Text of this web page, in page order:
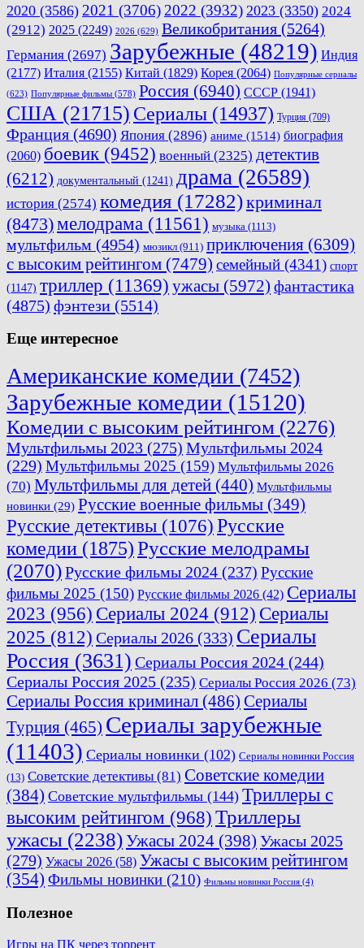
2020 (3586) 2021 (3706) 2022 (3932) 2023 (3350) 2024
(2912) 2025 (2249) 2026 (629) Великобритания (5264)
Германия (2697) Зарубежные (48219) Индия
(2177) Италия (2155) Китай (1829) Корея (2064) Популярные сериалы
(623) Популярные фильмы (578) Россия (6940) СССР (1941)
США (21715) Сериалы (14937) Турция (709)
Франция (4690) Япония (2896) аниме (1514) биография
(2060) боевик (9452) военный (2325) детектив
(6212) документальный (1241) драма (26589)
история (2574) комедия (17282)криминал
(8473)мелодрама (11561) музыка (1113)
мультфильм (4954) мюзикл (911) приключения (6309)
с высоким рейтингом (7479) семейный (4341) спорт
(1147) триллер (11369) ужасы (5972) фантастика
(4875) фэнтези (5514)
Еще интересное
Американские комедии (7452)
Зарубежные комедии (15120)
Комедии с высоким рейтингом (2276)
Мультфильмы 2023 (275) Мультфильмы 2024
(229) Мультфильмы 2025 (159) Мультфильмы 2026
(70) Мультфильмы для детей (440) Мультфильмы
новинки (29) Русские военные фильмы (349)
Русские детективы (1076)Русские
комедии (1875)Русские мелодрамы
(2070)Русские фильмы 2024 (237) Русские
фильмы 2025 (150) Русские фильмы 2026 (42) Сериалы
2023 (956) Сериалы 2024 (912) Сериалы
2025 (812) Сериалы 2026 (333) Сериалы
Россия (3631) Сериалы Россия 2024 (244)
Сериалы Россия 2025 (235) Сериалы Россия 2026 (73)
Сериалы Россия криминал (486) Сериалы
Турция (465) Сериалы зарубежные
(11403) Сериалы новинки (102) Сериалы новинки Россия
(13) Советские детективы (81) Советские комедии
(384) Советские мультфильмы (144) Триллеры с
высоким рейтингом (968) Триллеры
ужасы (2238)Ужасы 2024 (398) Ужасы 2025
(279) Ужасы 2026 (58) Ужасы с высоким рейтингом
(354) Фильмы новинки (210) Фильмы новинки Россия (4)
Полезное
Игры на ПК через торрент